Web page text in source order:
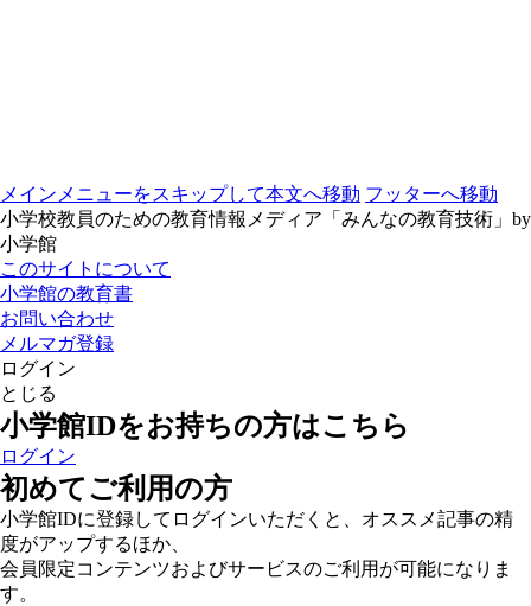
メインメニューをスキップして本文へ移動 フッターへ移動
小学校教員のための教育情報メディア「みんなの教育技術」by
小学館
このサイトについて
小学館の教育書
お問い合わせ
メルマガ登録
ログイン
とじる
小学館IDをお持ちの方はこちら
ログイン
初めてご利用の方
小学館IDに登録してログインいただくと、オススメ記事の精
度がアップするほか、
会員限定コンテンツおよびサービスのご利用が可能になりま
す。